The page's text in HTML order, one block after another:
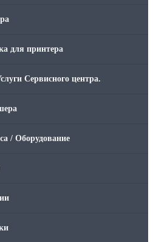
для принтера
Сервисного центра.
/ Оборудование